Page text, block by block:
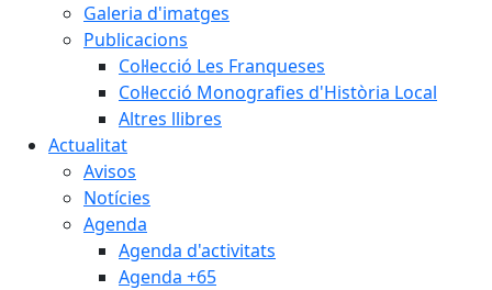
Galeria d'imatges
Publicacions
Col·lecció Les Franqueses
Col·lecció Monografies d'Història Local
Altres llibres
Actualitat
Avisos
Notícies
Agenda
Agenda d'activitats
Agenda +65